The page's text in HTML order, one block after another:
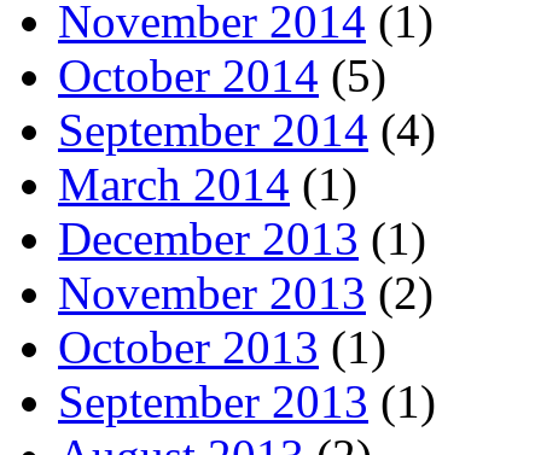
November 2014 (1)
October 2014 (5)
September 2014 (4)
March 2014 (1)
December 2013 (1)
November 2013 (2)
October 2013 (1)
September 2013 (1)